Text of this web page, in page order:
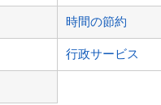
時間の節約
行政サービス